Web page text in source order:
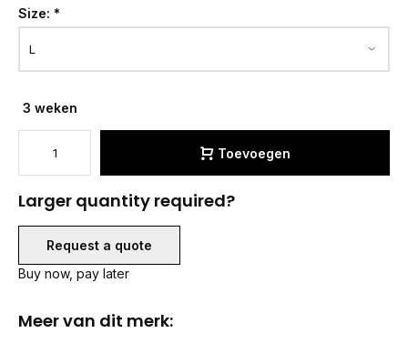
Size: *
3 weken
Toevoegen
Larger quantity required?
Request a quote
Buy now, pay later
Meer van dit merk: